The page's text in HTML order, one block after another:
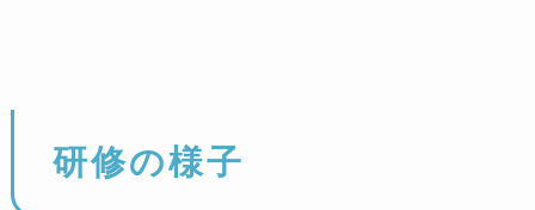
研修の様子